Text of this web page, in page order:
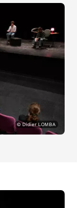
© Didier LOMBA